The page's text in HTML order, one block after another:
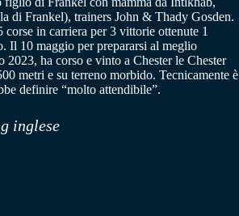
di Frankel), trainers John & Thady Gosden.
corse in carriera per 3 vittorie ottenute 1
Il 10 maggio per prepararsi al meglio
2023, ha corso e vinto a Chester le Chester
metri e su terreno morbido. Tecnicamente è
definire “molto attendibile”.
inglese